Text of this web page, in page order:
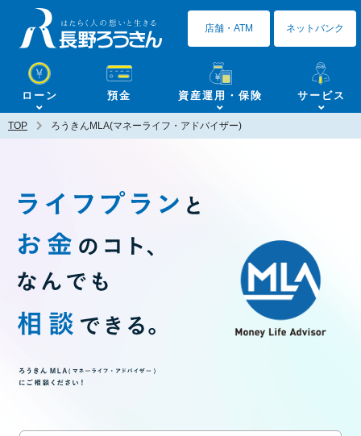
ローン 預金 資産運用・保険 サービス
店舗・ATM ネットバンク
TOP ろうきんMLA(マネーライフ・アドバイザー)